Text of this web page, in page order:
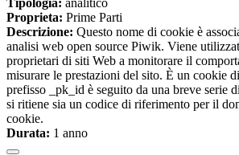
Proprieta: Prime Parti
Descrizione: Questo nome di cookie è
analisi web open source Piwik. Viene
proprietari di siti Web a monitorare il
misurare le prestazioni del sito. È un cookie
prefisso _pk_id è seguito da una breve serie
si ritiene sia un codice di riferimento per il
cookie.
Durata: 1 anno